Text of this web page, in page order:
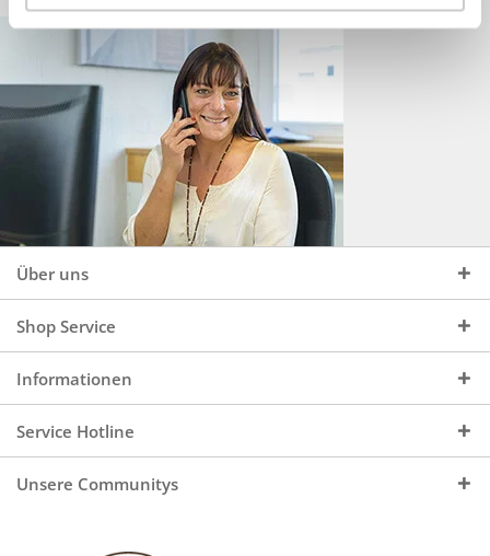
Über uns
Shop Service
Informationen
Service Hotline
Unsere Communitys